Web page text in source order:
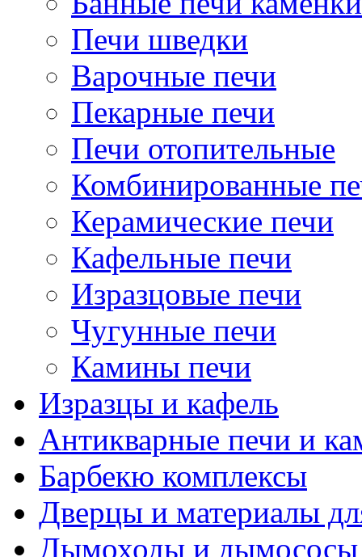
Печи шведки
Варочные печи
Пекарные печи
Печи отопительные
Комбинированные
Керамические печи
Кафельные печи
Изразцовые печи
Чугунные печи
Камины печи
Изразцы и кафель
Антикварные печи и
Барбекю комплексы
Дверцы и материалы
Дымоходы и дымососы